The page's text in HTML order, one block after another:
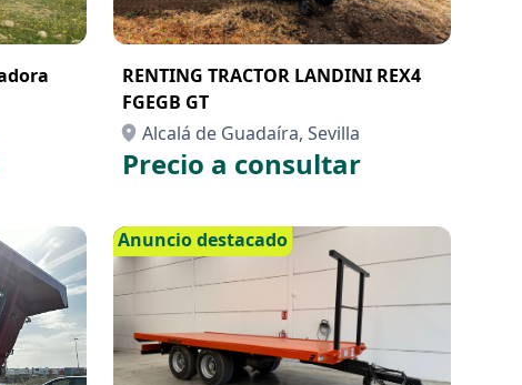
RENTING TRACTOR LANDINI REX4
FGEGB GT
Alcalá de Guadaíra, Sevilla
Precio a consultar
Anuncio destacado